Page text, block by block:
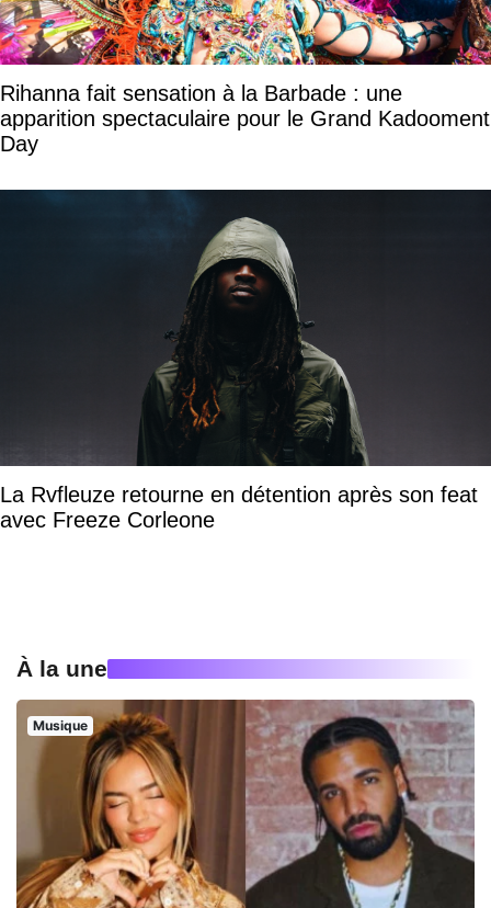
Rihanna fait sensation à la Barbade : une
apparition spectaculaire pour le Grand Kadooment
Day
La Rvfleuze retourne en détention après son feat
avec Freeze Corleone
À la une
Musique